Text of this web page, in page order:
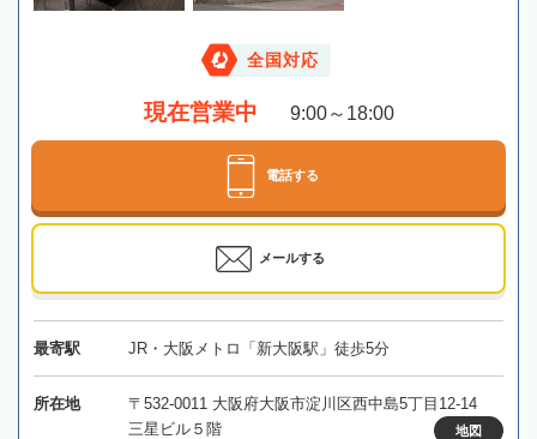
全国対応
現在営業中 9:00～18:00
電話する
メールする
最寄駅 JR・大阪メトロ「新大阪駅」徒歩5分
所在地
〒532-0011 大阪府大阪市淀川区西中島5丁目12-14
三星ビル５階
地図